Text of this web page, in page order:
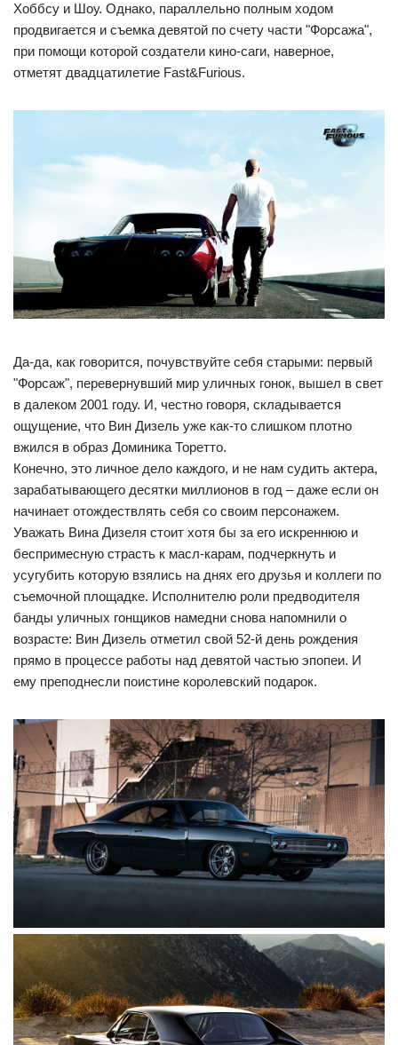
Хоббсу и Шоу. Однако, параллельно полным ходом
продвигается и съемка девятой по счету части "Форсажа",
при помощи которой создатели кино-саги, наверное,
отметят двадцатилетие Fast&Furious.
Да-да, как говорится, почувствуйте себя старыми: первый
"Форсаж", перевернувший мир уличных гонок, вышел в свет
в далеком 2001 году. И, честно говоря, складывается
ощущение, что Вин Дизель уже как-то слишком плотно
вжился в образ Доминика Торетто.
Конечно, это личное дело каждого, и не нам судить актера,
зарабатывающего десятки миллионов в год – даже если он
начинает отождествлять себя со своим персонажем.
Уважать Вина Дизеля стоит хотя бы за его искреннюю и
беспримесную страсть к масл-карам, подчеркнуть и
усугубить которую взялись на днях его друзья и коллеги по
съемочной площадке. Исполнителю роли предводителя
банды уличных гонщиков намедни снова напомнили о
возрасте: Вин Дизель отметил свой 52-й день рождения
прямо в процессе работы над девятой частью эпопеи. И
ему преподнесли поистине королевский подарок.